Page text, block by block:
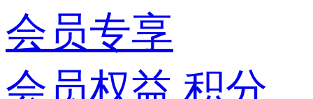
会员专享
会员权益 积分